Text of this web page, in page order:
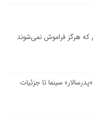
که هرگز فراموش نمی‌شوند
سینما تا جزئیات